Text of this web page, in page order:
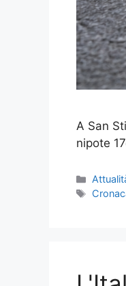
A San
nipote
Tag